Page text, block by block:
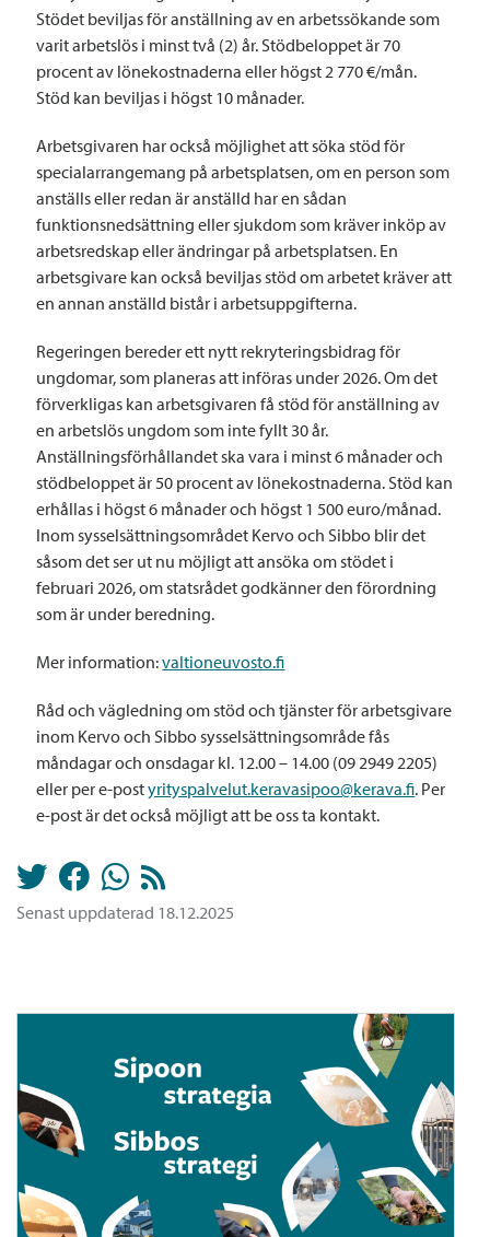
Stödet beviljas för anställning av en arbetssökande som
varit arbetslös i minst två (2) år. Stödbeloppet är 70
procent av lönekostnaderna eller högst 2 770 €/mån.
Stöd kan beviljas i högst 10 månader.
Arbetsgivaren har också möjlighet att söka stöd för
specialarrangemang på arbetsplatsen, om en person som
anställs eller redan är anställd har en sådan
funktionsnedsättning eller sjukdom som kräver inköp av
arbetsredskap eller ändringar på arbetsplatsen. En
arbetsgivare kan också beviljas stöd om arbetet kräver att
en annan anställd bistår i arbetsuppgifterna.
Regeringen bereder ett nytt rekryteringsbidrag för
ungdomar, som planeras att införas under 2026. Om det
förverkligas kan arbetsgivaren få stöd för anställning av
en arbetslös ungdom som inte fyllt 30 år.
Anställningsförhållandet ska vara i minst 6 månader och
stödbeloppet är 50 procent av lönekostnaderna. Stöd kan
erhållas i högst 6 månader och högst 1 500 euro/månad.
Inom sysselsättningsområdet Kervo och Sibbo blir det
såsom det ser ut nu möjligt att ansöka om stödet i
februari 2026, om statsrådet godkänner den förordning
som är under beredning.
Mer information:valtioneuvosto.fi
Råd och vägledning om stöd och tjänster för arbetsgivare
inom Kervo och Sibbo sysselsättningsområde fås
måndagar och onsdagar kl. 12.00 – 14.00 (09 2949 2205)
eller per e-postyrityspalvelut.keravasipoo@kerava.fi. Per
e-post är det också möjligt att be oss ta kontakt.
Senast uppdaterad 18.12.2025